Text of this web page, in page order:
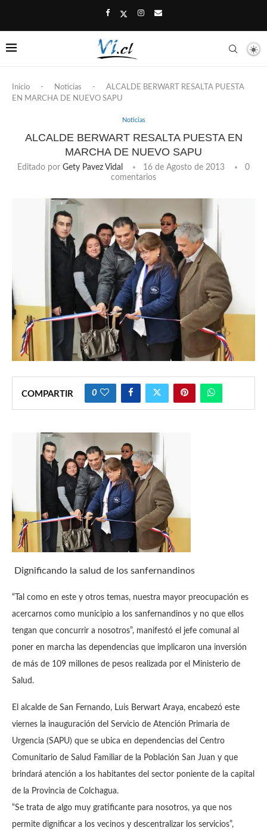
Inicio - Noticias -
ALCALDE BERWART RESALTA PUESTA
EN MARCHA DE NUEVO SAPU
Noticias
ALCALDE BERWART RESALTA PUESTA EN
MARCHA DE NUEVO SAPU
Editado por Gety Pavez Vidal 16 de Agosto de 2013
0
comentarios
COMPARTIR 0
Dignificando la salud de los sanfernandinos
“Tal como en este y otros temas, nuestra mayor preocupación es
acercarnos como municipio a los sanfernandinos y no que ellos
tengan que concurrir a nosotros”, manifestó el jefe comunal al
poner en marcha las dependencias que implicaron una inversión
de más de 109 millones de pesos realizada por el Ministerio de
Salud.
El alcalde de San Fernando, Luis Berwart Araya, encabezó este
viernes la inauguración del Servicio de Atención Primaria de
Urgencia (SAPU) que se ubica en dependencias del Centro
Comunitario de Salud Familiar de la Población San Juan y que
brindará atención a los habitantes del sector poniente de la capital
de la Provincia de Colchagua.
“Se trata de algo muy gratificante para nosotros, ya que nos
permite dignificar a los vecinos y descentralizar los servicios”,